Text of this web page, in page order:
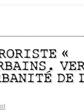
«
DE